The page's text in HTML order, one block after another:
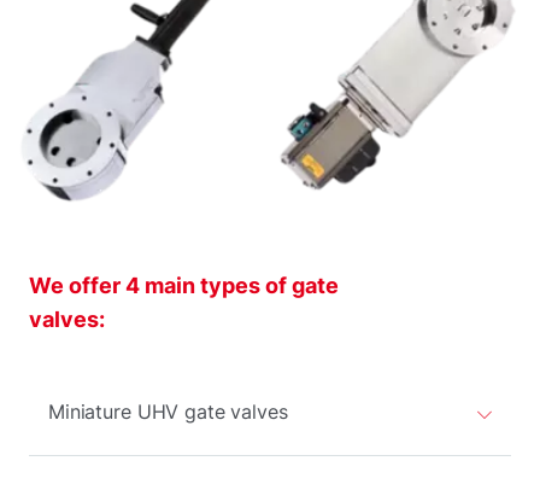
We offer 4 main types of gate
valves:
Miniature UHV gate valves